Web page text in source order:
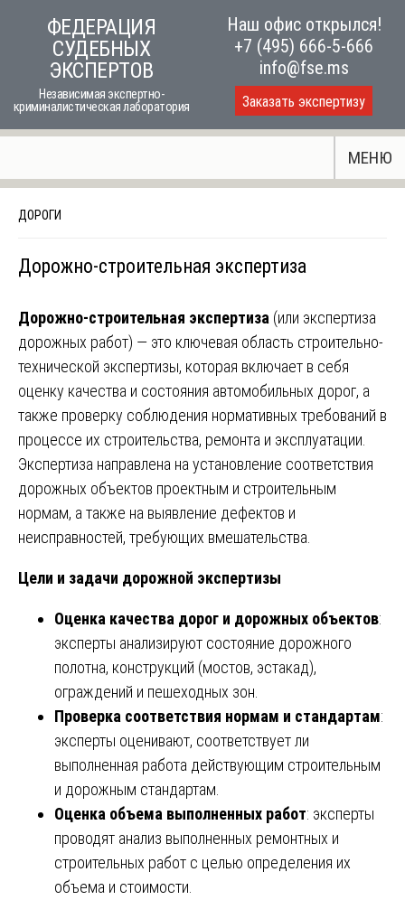
ФЕДЕРАЦИЯ
СУДЕБНЫХ
ЭКСПЕРТОВ
Независимая экспертно-
криминалистическая лаборатория
Наш офис открылся!
+7 (495) 666-5-666
info@fse.ms
Заказать экспертизу
МЕНЮ
ДОРОГИ
Дорожно-строительная экспертиза
Дорожно-строительная экспертиза (или экспертиза
дорожных работ) — это ключевая область строительно-
технической экспертизы, которая включает в себя
оценку качества и состояния автомобильных дорог, а
также проверку соблюдения нормативных требований в
процессе их строительства, ремонта и эксплуатации.
Экспертиза направлена на установление соответствия
дорожных объектов проектным и строительным
нормам, а также на выявление дефектов и
неисправностей, требующих вмешательства.
Цели и задачи дорожной экспертизы
Оценка качества дорог и дорожных объектов:
эксперты анализируют состояние дорожного
полотна, конструкций (мостов, эстакад),
ограждений и пешеходных зон.
Проверка соответствия нормам и стандартам:
эксперты оценивают, соответствует ли
выполненная работа действующим строительным
и дорожным стандартам.
Оценка объема выполненных работ: эксперты
проводят анализ выполненных ремонтных и
строительных работ с целью определения их
объема и стоимости.